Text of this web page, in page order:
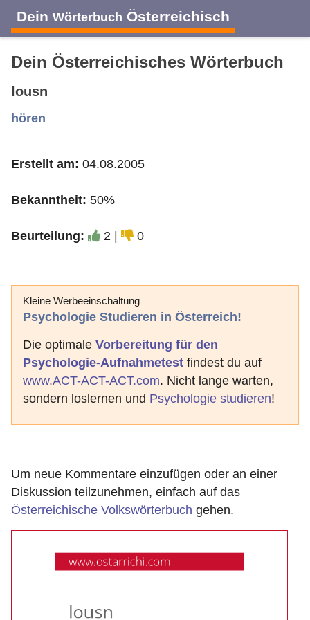
Dein Wörterbuch Österreichisch
A
J K L M
Dein Österreichisches Wörterbuch
lousn
hören
Erstellt am: 04.08.2005
Bekanntheit: 50%
Beurteilung: 2 | 0
Kleine Werbeeinschaltung
Psychologie Studieren in Österreich!
Die optimale Vorbereitung für den
Psychologie-Aufnahmetest findest du auf
www.ACT-ACT-ACT.com. Nicht lange warten,
sondern loslernen und Psychologie studieren!
Um neue Kommentare einzufügen oder an einer
Diskussion teilzunehmen, einfach auf das
Österreichische Volkswörterbuch gehen.